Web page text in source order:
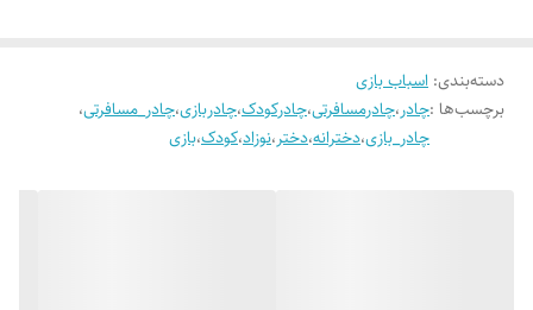
دسته‌بندی: اسباب بازی
برچسب‌ها :چادر،چادرمسافرتی،چادرکودک،چادربازی،چادر_مسافرتی،
چادر_بازی،دخترانه،دختر،نوزاد،کودک،بازی